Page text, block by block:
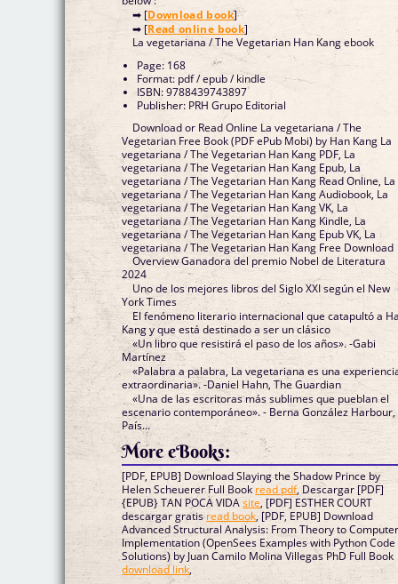
➡ [Download book]
➡ [Read online book]
La vegetariana / The Vegetarian Han Kang ebook
Page: 168
Format: pdf / epub / kindle
ISBN: 9788439743897
Publisher: PRH Grupo Editorial
Download or Read Online La vegetariana / The
Vegetarian Free Book (PDF ePub Mobi) by Han Kang La
vegetariana / The Vegetarian Han Kang PDF, La
vegetariana / The Vegetarian Han Kang Epub, La
vegetariana / The Vegetarian Han Kang Read Online, La
vegetariana / The Vegetarian Han Kang Audiobook, La
vegetariana / The Vegetarian Han Kang VK, La
vegetariana / The Vegetarian Han Kang Kindle, La
vegetariana / The Vegetarian Han Kang Epub VK, La
vegetariana / The Vegetarian Han Kang Free Download
Overview Ganadora del premio Nobel de Literatura
2024
Uno de los mejores libros del Siglo XXI según el New
York Times
El fenómeno literario internacional que catapultó a
Kang y que está destinado a ser un clásico
«Un libro que resistirá el paso de los años». -Gabi
Martínez
«Palabra a palabra, La vegetariana es una
extraordinaria». -Daniel Hahn, The Guardian
«Una de las escritoras más sublimes que pueblan el
escenario contemporáneo». - Berna González Harbour,
País...
More eBooks:
[PDF, EPUB] Download Slaying the Shadow Prince by
Helen Scheuerer Full Book read pdf, Descargar [PDF]
{EPUB} TAN POCA VIDAsite, [PDF] ESTHER COURT
descargar gratisread book, [PDF, EPUB] Download
Advanced Structural Analysis: From Theory to
Implementation (OpenSees Examples with Python Code
Solutions) by Juan Camilo Molina Villegas PhD Full Book
download link,